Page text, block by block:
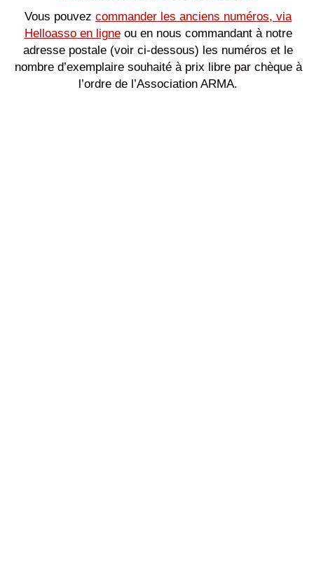
Vous pouvezcommander les anciens numéros, via
Helloasso en ligneou en nous commandant à notre
adresse postale (voir ci-dessous) les numéros et le
nombre d’exemplaire souhaité à prix libre par chèque à
l’ordre de l’Association ARMA.